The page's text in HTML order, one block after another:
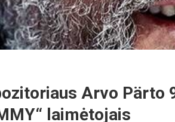
Arvo Pärto
laimėtojais